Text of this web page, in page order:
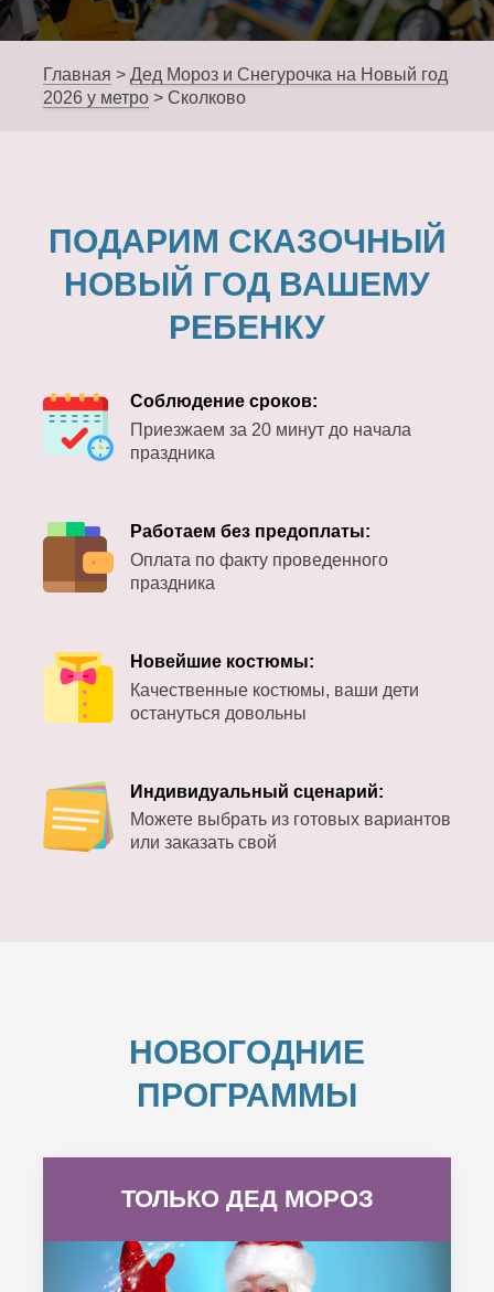
Главная > Дед Мороз и Снегурочка на Новый год
2026 у метро > Сколково
ПОДАРИМ СКАЗОЧНЫЙ
НОВЫЙ ГОД ВАШЕМУ
РЕБЕНКУ
Соблюдение сроков:
Приезжаем за 20 минут до начала
праздника
Работаем без предоплаты:
Оплата по факту проведенного
праздника
Новейшие костюмы:
Качественные костюмы, ваши дети
остануться довольны
Индивидуальный сценарий:
Можете выбрать из готовых вариантов
или заказать свой
НОВОГОДНИЕ
ПРОГРАММЫ
ТОЛЬКО ДЕД МОРОЗ